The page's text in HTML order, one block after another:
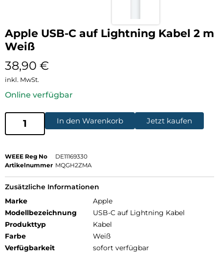
Apple USB-C auf Lightning Kabel 2 m
Weiß
38,90 €
inkl. MwSt.
Online verfügbar
In den Warenkorb Jetzt kaufen
WEEE Reg No
DE11169330
Artikelnummer MQGH2ZMA
Zusätzliche Informationen
Marke
Apple
Modellbezeichnung
USB-C auf Lightning Kabel
Produkttyp
Kabel
Farbe
Weiß
Verfügbarkeit
sofort verfügbar